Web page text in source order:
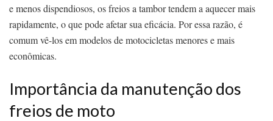
e menos dispendiosos, os freios a tambor tendem a aquecer mais
rapidamente, o que pode afetar sua eficácia. Por essa razão, é
comum vê-los em modelos de motocicletas menores e mais
econômicas.
Importância da manutenção dos
freios de moto